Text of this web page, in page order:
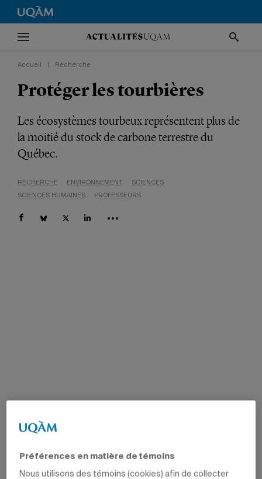
Accueil Recherche
Protéger les tourbières
Les écosystèmes tourbeux représentent plus de
la moitié du stock de carbone terrestre du
Québec.
RECHERCHE ENVIRONNEMENT
SCIENCES
SCIENCES HUMAINES
PROFESSEURS
Préférences en matière de témoins
Nous utilisons des témoins (cookies) afin de collecter